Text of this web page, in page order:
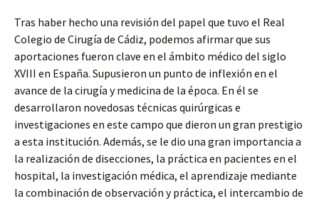
Tras haber hecho una revisión del papel que tuvo el Real
Colegio de Cirugía de Cádiz, podemos afirmar que sus
aportaciones fueron clave en el ámbito médico del siglo
XVIII en España. Supusieron un punto de inflexión en el
avance de la cirugía y medicina de la época. En él se
desarrollaron novedosas técnicas quirúrgicas e
investigaciones en este campo que dieron un gran prestigio
a esta institución. Además, se le dio una gran importancia a
la realización de disecciones, la práctica en pacientes en el
hospital, la investigación médica, el aprendizaje mediante
la combinación de observación y práctica, el intercambio de